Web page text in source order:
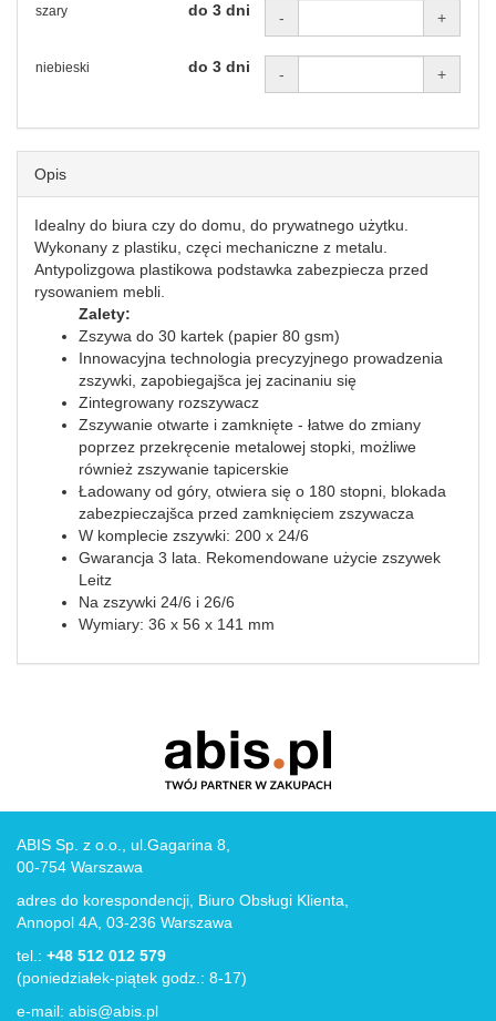
szary do 3 dni - +
niebieski do 3 dni - +
Opis
Idealny do biura czy do domu, do prywatnego użytku.
Wykonany z plastiku, częci mechaniczne z metalu.
Antypolizgowa plastikowa podstawka zabezpiecza przed
rysowaniem mebli.
Zalety:
Zszywa do 30 kartek (papier 80 gsm)
Innowacyjna technologia precyzyjnego prowadzenia
zszywki, zapobiegajšca jej zacinaniu się
Zintegrowany rozszywacz
Zszywanie otwarte i zamknięte - łatwe do zmiany
poprzez przekręcenie metalowej stopki, możliwe
również zszywanie tapicerskie
Ładowany od góry, otwiera się o 180 stopni, blokada
zabezpieczajšca przed zamknięciem zszywacza
W komplecie zszywki: 200 x 24/6
Gwarancja 3 lata. Rekomendowane użycie zszywek
Leitz
Na zszywki 24/6 i 26/6
Wymiary: 36 x 56 x 141 mm
ABIS Sp. z o.o., ul.Gagarina 8,
00-754 Warszawa
adres do korespondencji, Biuro Obsługi Klienta,
Annopol 4A, 03-236 Warszawa
tel.: +48 512 012 579
(poniedziałek-piątek godz.: 8-17)
e-mail: abis@abis.pl